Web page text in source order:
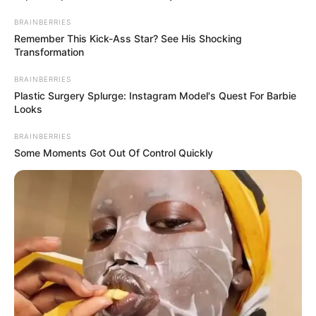
EuroMillions et les Gagnants
Vendredi 13 Chance ou Malchance?
Lotto America l’histoire d’un heureux gagnant
Powerball la gagnante du 10/03/2021
BRAINBERRIES
Remember This Kick-Ass Star? See His Shocking
Transformation
BRAINBERRIES
Plastic Surgery Splurge: Instagram Model's Quest For Barbie
Looks
BRAINBERRIES
Some Moments Got Out Of Control Quickly